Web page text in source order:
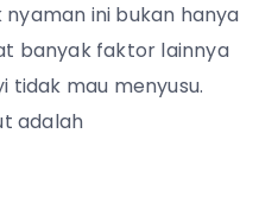
ini bukan hanya
banyak faktor lainnya
tidak mau menyusu.
adalah